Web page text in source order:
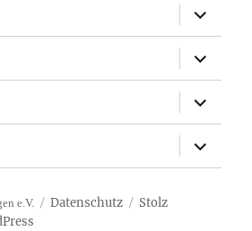
öffnen
öffnen
öffnen
öffnen
e.V. Datenschutz
Stolz